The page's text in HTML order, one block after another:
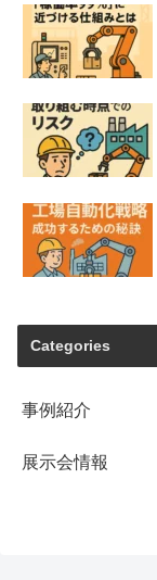
Categories
事例紹介
展示会情報